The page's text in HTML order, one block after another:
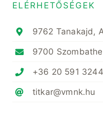
ELÉRHETŐSÉGEK
9762 Tanakajd,
9700
+36 20 591 3244
titkar@vmnk.hu